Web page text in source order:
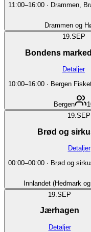
11:00–16:00 · Drammen,
Drammen og
19.SEP
Bondens
Detaljer
10:00–16:00 · Bergen
Bergen
19.SEP
Brød og
Detaljer
00:00–00:00 · Brød og
Innlandet (Hedmark
19. SEP
Jærhagen
Detaljer